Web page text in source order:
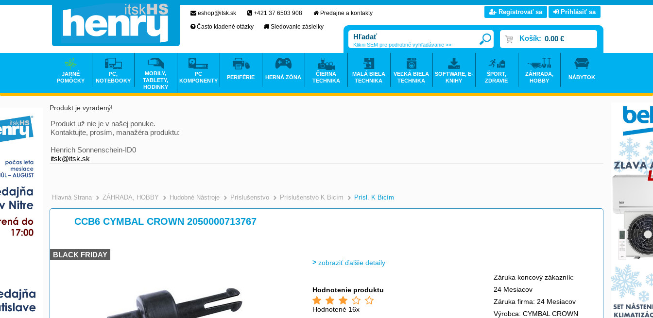
Produkt je vyradený!
Produkt už nie je v našej ponuke.
Kontaktujte, prosím, manažéra produktu:
Henrich Sonnenschein-ID0
itsk@itsk.sk
Hlavná Strana >
ZÁHRADA, HOBBY >
Hudobné Nástroje >
Príslušenstvo >
Príslušenstvo K Bicím >
Prísl. K Bicím
CCB6 CYMBAL CROWN 2050000713767
BLACK FRIDAY
zobraziť ďalšie detaily
Hodnotenie produktu
Hodnotené 16x
Záruka koncový zákazník:
24 Mesiacov
Záruka firma: 24 Mesiacov
Výrobca: CYMBAL CROWN
eshop@itsk.sk +421 37 6503 908
Predajne a kontakty
Často kladené otázky
Sledovanie zásielky
Registrovať sa Prihlásiť sa
Košík: 0.00 €
Klikni SEM pre podrobné vyhľadávanie >>
JARNÉ
POMÔCKY
PC,
NOTEBOOKY
MOBILY,
TABLETY,
HODINKY
PC
KOMPONENTY
PERIFÉRIE HERNÁ ZÓNA
ČIERNA
TECHNIKA
MALÁ BIELA
TECHNIKA
VEĽKÁ BIELA
TECHNIKA
SOFTWARE, E-
KNIHY
ŠPORT,
ZDRAVIE
ZÁHRADA,
HOBBY
NÁBYTOK